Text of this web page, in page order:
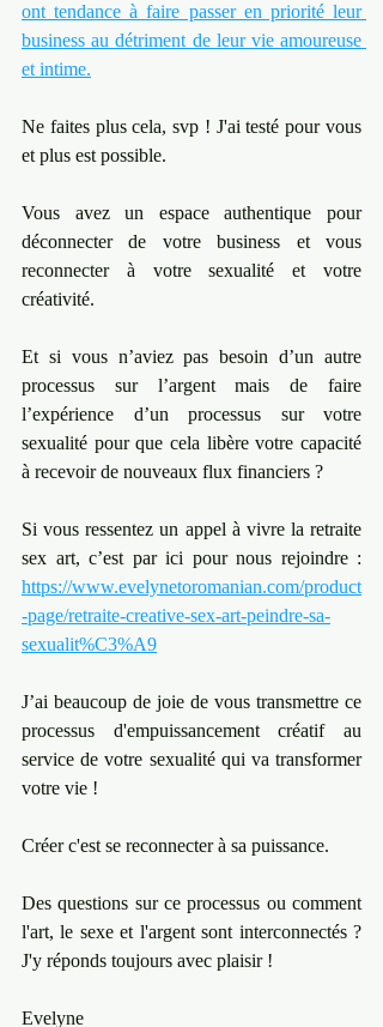
ont tendance à faire passer en priorité leur
business au détriment de leur vie amoureuse
et intime.
Ne faites plus cela, svp ! J'ai testé pour vous
et plus est possible.
Vous avez un espace authentique pour
déconnecter de votre business et vous
reconnecter à votre sexualité et votre
créativité.
Et si vous n’aviez pas besoin d’un autre
processus sur l’argent mais de faire
l’expérience d’un processus sur votre
sexualité pour que cela libère votre capacité
à recevoir de nouveaux flux financiers ?
Si vous ressentez un appel à vivre la retraite
https://www.evelynetoromanian.com/product
-page/retraite-creative-sex-art-peindre-sa-
sexualit%C3%A9
J’ai beaucoup de joie de vous transmettre ce
processus d'empuissancement créatif au
service de votre sexualité qui va transformer
votre vie !
Créer c'est se reconnecter à sa puissance.
Des questions sur ce processus ou comment
l'art, le sexe et l'argent sont interconnectés ?
J'y réponds toujours avec plaisir !
Evelyne